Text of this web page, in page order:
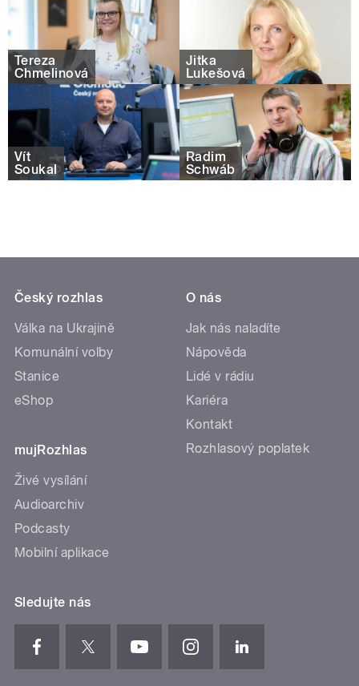
Tereza
Chmelinová
Jitka
Lukešová
Vít
Šoukal
Radim
Schwáb
Český rozhlas
Válka na Ukrajině
Komunální volby
Stanice
eShop
mujRozhlas
Živé vysílání
Audioarchiv
Podcasty
Mobilní aplikace
O nás
Jak nás naladíte
Nápověda
Lidé v rádiu
Kariéra
Kontakt
Rozhlasový poplatek
Sledujte nás